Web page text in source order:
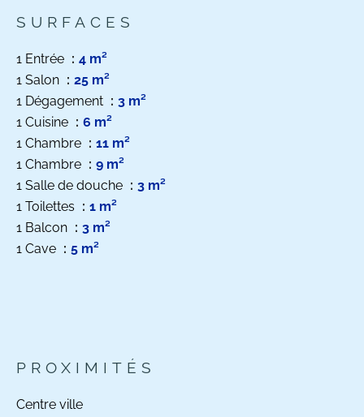
SURFACES
1 Entrée
4 m²
1 Salon
25 m²
1 Dégagement
3 m²
1 Cuisine
6 m²
1 Chambre
11 m²
1 Chambre
9 m²
1 Salle de douche
3 m²
1 Toilettes
1 m²
1 Balcon
3 m²
1 Cave
5 m²
PROXIMITÉS
Centre ville